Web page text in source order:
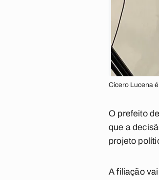
Cícero Lucena
O prefeito
que a
projeto
A filiação